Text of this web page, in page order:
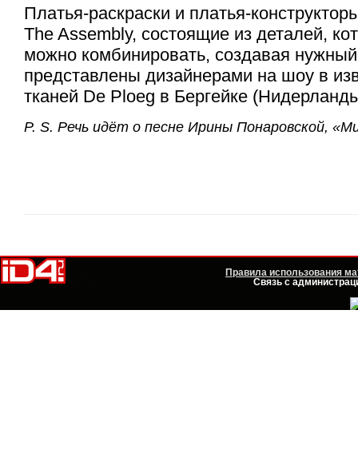
Платья-раскраски и платья-
The Assembly, состоящие из деталей,
можно комбинировать, создавая
представлены дизайнерами на шоу в
тканей De Ploeg в Бергейке
P. S. Речь идёт о песне Ирины Понаровской,
Правила использования
Связь с